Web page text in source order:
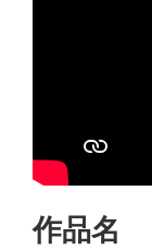
作品名